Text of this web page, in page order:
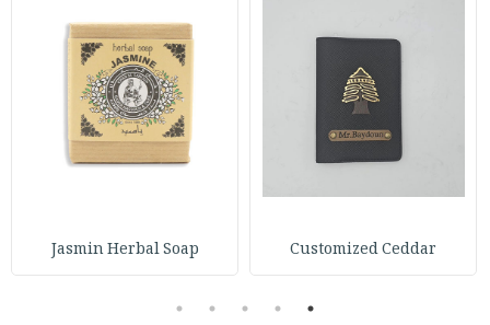
Customized Ceddar
Jasmin Herbal Soap
1
2
3
4
5